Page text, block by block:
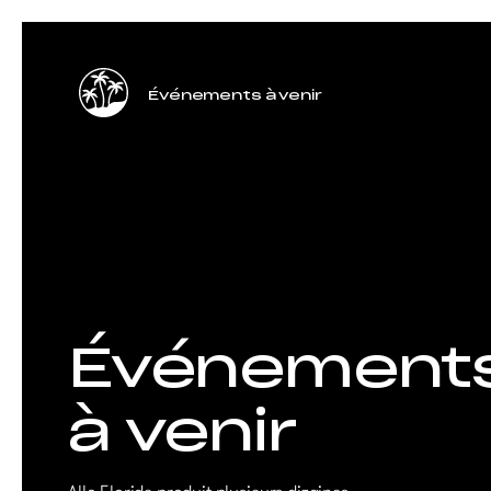
Événements à venir
à venir